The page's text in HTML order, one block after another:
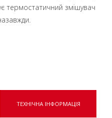
термостатичний змішувач
ТЕХНІЧНА ІНФОРМАЦІЯ